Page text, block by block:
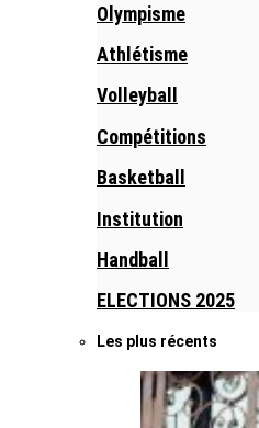
Olympisme
Athlétisme
Volleyball
Compétitions
Basketball
Institution
Handball
ELECTIONS 2025
Les plus récents